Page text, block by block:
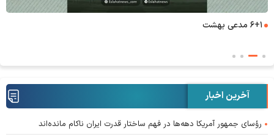
۶+۱ مدعی بهشت
آخرین اخبار
رؤسای جمهور آمریکا دهه‌ها در فهم ساختار قدرت ایران ناکام مانده‌اند